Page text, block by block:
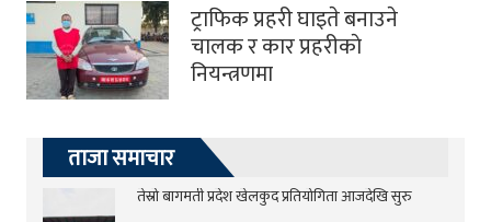
ट्राफिक प्रहरी घाइते बनाउने
चालक र कार प्रहरीकाे
नियन्त्रणमा
ताजा समाचार
तेस्रो बागमती प्रदेश खेलकुद प्रतियोगिता आजदेखि सुरु